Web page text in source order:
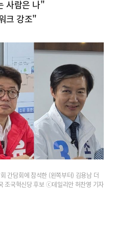
사람은 나"
크 강조"
간담회에 참석한 (왼쪽부터) 김용남 더
조국혁신당 후보 ⓒ데일리안 허찬영 기자